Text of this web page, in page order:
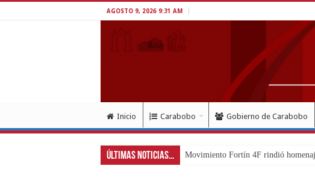
AGOSTO 9, 2026 9:31 AM
Inicio Carabobo Gobierno de Carabobo
Últimas Noticias... Exit